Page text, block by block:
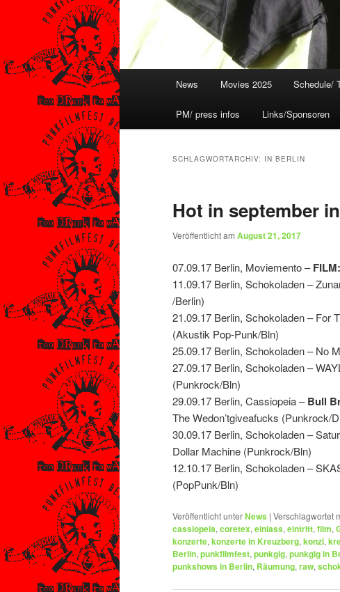
News Movies 2025 Schedule/
PM/ press infos Links/Sponsoren
SCHLAGWORTARCHIV: IN BERLIN
Hot in september
Veröffentlicht am August 21, 2017
07.09.17 Berlin, Moviemento –
11.09.17 Berlin, Schokoladen –
/Berlin)
21.09.17 Berlin, Schokoladen – For
(Akustik Pop-Punk/Bln)
25.09.17 Berlin, Schokoladen – No
27.09.17 Berlin, Schokoladen –
(Punkrock/Bln)
29.09.17 Berlin, Cassiopeia –Bull
The Wedon’tgiveafucks (Punkrock/
30.09.17 Berlin, Schokoladen –
Dollar Machine (Punkrock/Bln)
12.10.17 Berlin, Schokoladen –
(PopPunk/Bln)
Veröffentlicht unterNews | Verschlagwortet
cassiopeia, coretex, einlass, eintritt, film,
konzerte, konzerte in Kreuzberg, konzi,
Berlin, punkfilmfest, punkgig, punkgig in
punkshows in Berlin, Räumung, raw,